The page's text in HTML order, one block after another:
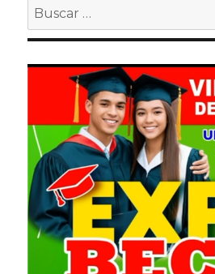
Buscar
por: